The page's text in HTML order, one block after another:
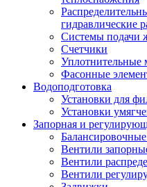
гидравлические
Системы подачи
Счетчики
Уплотнительные
Фасонные
Водоподготовка
Установки для
Установки
Запорная и
Вентили
Вентили
Вентили